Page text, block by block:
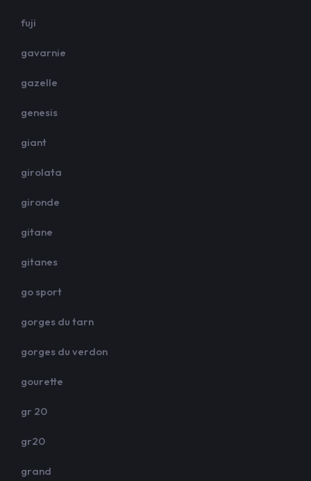
fuji
gavarnie
gazelle
genesis
giant
girolata
gironde
gitane
gitanes
go sport
gorges du tarn
gorges du verdon
gourette
gr 20
gr20
grand